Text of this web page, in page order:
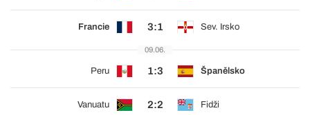
Francie 3:1 Sev. Irsko
09.06.
Peru 1:3 Španělsko
Vanuatu 2:2 Fidži